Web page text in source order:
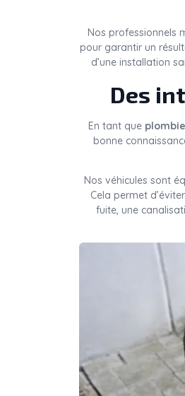
Nos professionnels
pour garantir un
d’une installation
Des
En tant que
bonne
Nos véhicules sont
Cela permet
fuite, une